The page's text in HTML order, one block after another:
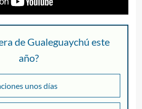
de Gualeguaychú este
año?
unos días